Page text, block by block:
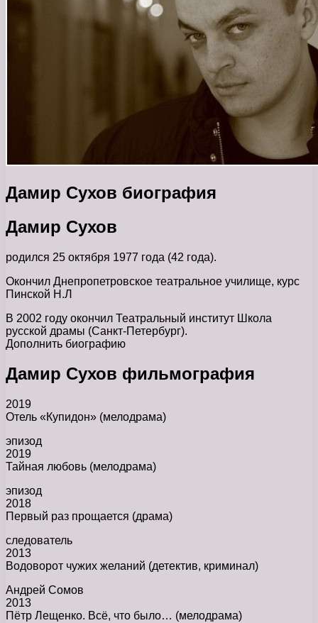
Дамир Сухов биография
Дамир Сухов
родился 25 октября 1977 года (42 года).
Окончил Днепропетровское театральное училище, курс
Пинской Н.Л
В 2002 году окончил Театральный институт Школа
русской драмы (Санкт-Петербург).
Дополнить биографию
Дамир Сухов фильмография
2019
Отель «Купидон» (мелодрама)
эпизод
2019
Тайная любовь (мелодрама)
эпизод
2018
Первый раз прощается (драма)
следователь
2013
Водоворот чужих желаний (детектив, криминал)
Андрей Сомов
2013
Пётр Лещенко. Всё, что было… (мелодрама)